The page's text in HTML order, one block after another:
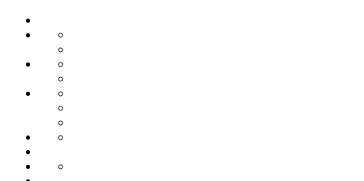
Saltar
Administración
Capacitación
Desarrollo
Gestión
Laborales
Selección